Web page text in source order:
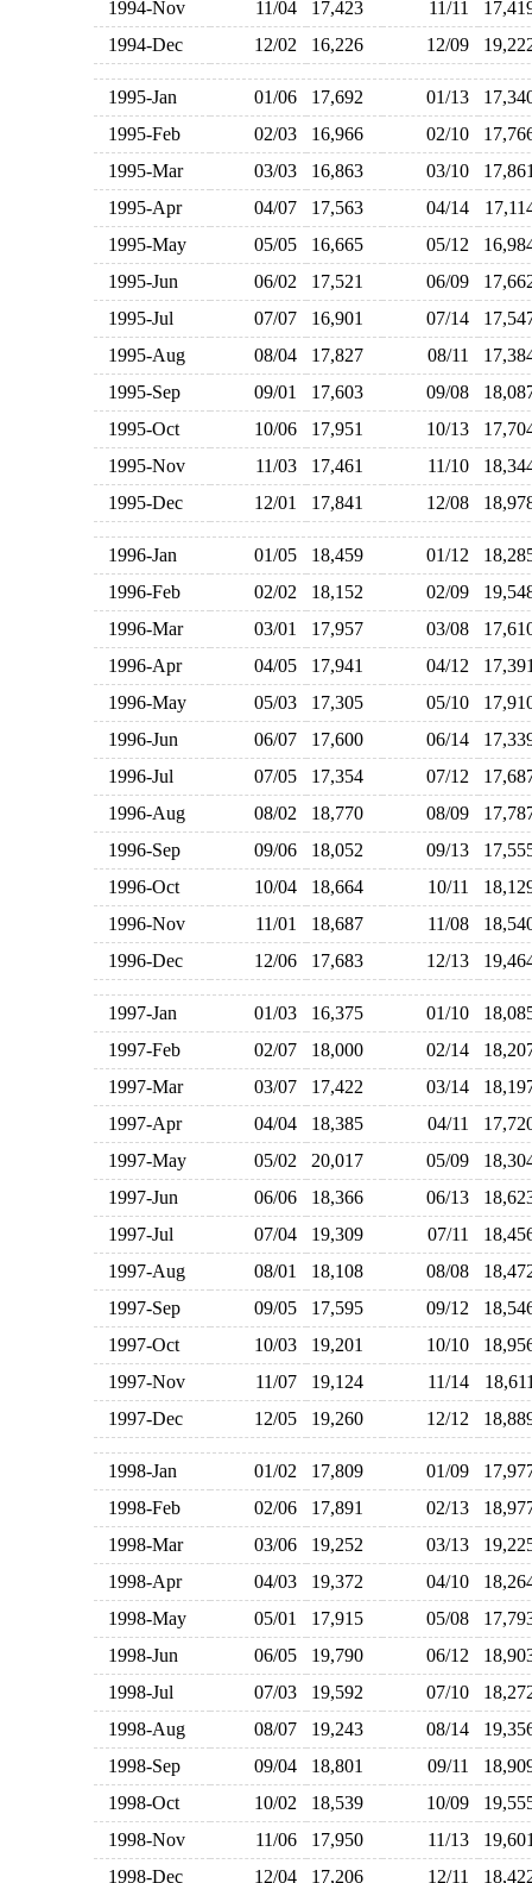
1994-Nov
11/04 17,423 11/11
1994-Dec
12/02 16,226 12/09
1995-Jan 01/06 17,692 01/13
1995-Feb
02/03 16,966 02/10
1995-Mar
03/03 16,863 03/10
1995-Apr
04/07 17,563 04/14
1995-May
05/05 16,665 05/12
1995-Jun
06/02 17,521 06/09
1995-Jul
07/07 16,901 07/14
1995-Aug
08/04 17,827 08/11
1995-Sep
09/01 17,603 09/08
1995-Oct
10/06 17,951 10/13
1995-Nov
11/03 17,461 11/10
1995-Dec
12/01 17,841 12/08
1996-Jan 01/05 18,459 01/12
1996-Feb
02/02 18,152 02/09
1996-Mar
03/01 17,957 03/08
1996-Apr
04/05 17,941 04/12
1996-May
05/03 17,305 05/10
1996-Jun
06/07 17,600 06/14
1996-Jul
07/05 17,354 07/12
1996-Aug
08/02 18,770 08/09
1996-Sep
09/06 18,052 09/13
1996-Oct
10/04 18,664 10/11
1996-Nov
11/01 18,687 11/08
1996-Dec
12/06 17,683 12/13
1997-Jan 01/03 16,375 01/10
1997-Feb
02/07 18,000 02/14
1997-Mar
03/07 17,422 03/14
1997-Apr
04/04 18,385 04/11
1997-May
05/02 20,017 05/09
1997-Jun
06/06 18,366 06/13
1997-Jul
07/04 19,309 07/11
1997-Aug
08/01 18,108 08/08
1997-Sep
09/05 17,595 09/12
1997-Oct
10/03 19,201 10/10
1997-Nov
11/07 19,124 11/14
1997-Dec
12/05 19,260 12/12
1998-Jan 01/02 17,809 01/09
1998-Feb
02/06 17,891 02/13
1998-Mar
03/06 19,252 03/13
1998-Apr
04/03 19,372 04/10
1998-May
05/01 17,915 05/08
1998-Jun
06/05 19,790 06/12
1998-Jul
07/03 19,592 07/10
1998-Aug
08/07 19,243 08/14
1998-Sep
09/04 18,801 09/11
1998-Oct
10/02 18,539 10/09
1998-Nov
11/06 17,950 11/13
1998-Dec
12/04 17,206 12/11